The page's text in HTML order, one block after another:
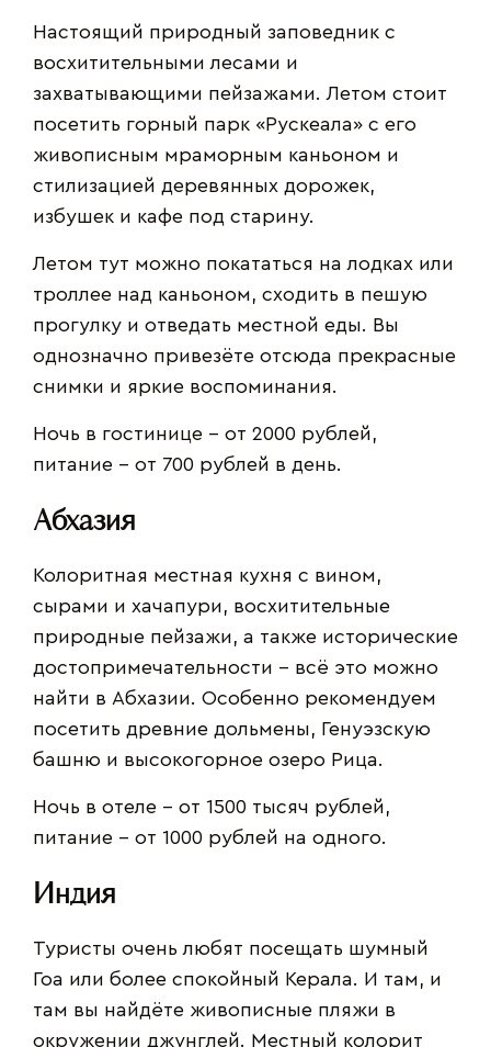
Настоящий природный заповедник с
восхитительными лесами и
захватывающими пейзажами. Летом стоит
посетить горный парк «Рускеала» с его
живописным мраморным каньоном и
стилизацией деревянных дорожек,
избушек и кафе под старину.
Летом тут можно покататься на лодках или
троллее над каньоном, сходить в пешую
прогулку и отведать местной еды. Вы
однозначно привезёте отсюда прекрасные
снимки и яркие воспоминания.
Ночь в гостинице – от 2000 рублей,
питание – от 700 рублей в день.
Абхазия
Колоритная местная кухня с вином,
сырами и хачапури, восхитительные
природные пейзажи, а также исторические
достопримечательности – всё это можно
найти в Абхазии. Особенно рекомендуем
посетить древние дольмены, Генуэзскую
башню и высокогорное озеро Рица.
Ночь в отеле - от 1500 тысяч рублей,
питание – от 1000 рублей на одного.
Индия
Туристы очень любят посещать шумный
Гоа или более спокойный Керала. И там, и
там вы найдёте живописные пляжи в
окружении джунглей. Местный колорит